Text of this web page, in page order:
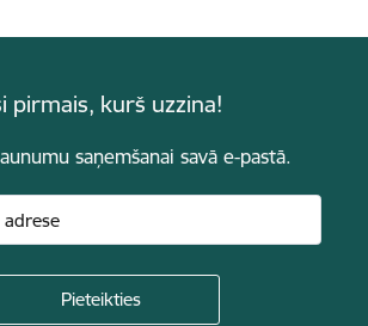
pirmais, kurš uzzina!
saņemšanai savā e-pastā.